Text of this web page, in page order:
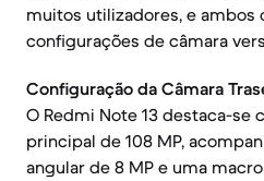
muitos utilizadores, e
configurações de câmara
Configuração da Câmara
O Redmi Note 13 destaca-se
principal de 108 MP,
angular de 8 MP e uma macro